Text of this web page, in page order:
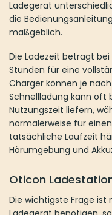
Hörumgebung und
Die wichtigste Frage ist
benötigen, sondern
Oticon Intent, Oticon Real,
Zircon, Oticon Play PX
unterschiedliche
Als Orientierung gilt:
für kompatible
Oticon Desktop